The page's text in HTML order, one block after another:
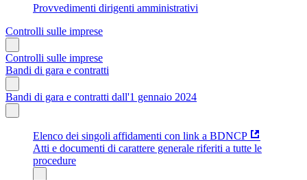
Provvedimenti dirigenti amministrativi
Controlli sulle imprese
Controlli sulle imprese
Bandi di gara e contratti
Bandi di gara e contratti dall'1 gennaio 2024
Elenco dei singoli affidamenti con link a BDNCP
Atti e documenti di carattere generale riferiti a tutte le
procedure